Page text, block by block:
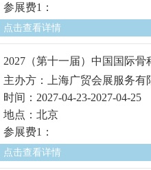
参展费1：
点击查看详情
2027（第十一届）中国国际
主办方：上海广贸会展服务有
时间：2027-04-23-2027-04-25
地点：北京
参展费1：
点击查看详情